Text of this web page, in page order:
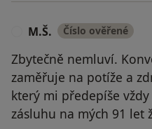
M.Š. Číslo ověřené
Zbytečně nemluví.
zaměřuje na potíže a
který mi předepíše
zásluhu na mých 91 let